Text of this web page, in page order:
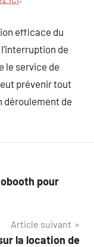
efficace du
de
le service de
prévenir tout
déroulement de
pour
Article suivant
la location de